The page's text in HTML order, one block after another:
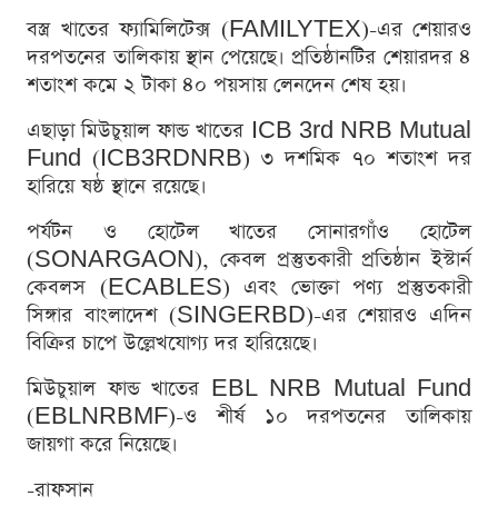
বস্ত্র খাতের ফ্যামিলিটেক্স (FAMILYTEX)-এর শেয়ারও
দরপতনের তালিকায় স্থান পেয়েছে। প্রতিষ্ঠানটির শেয়ারদর ৪
শতাংশ কমে ২ টাকা ৪০ পয়সায় লেনদেন শেষ হয়।
এছাড়া মিউচুয়াল ফান্ড খাতের ICB 3rd NRB Mutual
Fund (ICB3RDNRB) ৩ দশমিক ৭০ শতাংশ দর
হারিয়ে ষষ্ঠ স্থানে রয়েছে।
পর্যটন ও হোটেল খাতের সোনারগাঁও হোটেল
(SONARGAON), কেবল প্রস্তুতকারী প্রতিষ্ঠান ইস্টার্ন
কেবলস (ECABLES) এবং ভোক্তা পণ্য প্রস্তুতকারী
সিঙ্গার বাংলাদেশ (SINGERBD)-এর শেয়ারও এদিন
বিক্রির চাপে উল্লেখযোগ্য দর হারিয়েছে।
মিউচুয়াল ফান্ড খাতের EBL NRB Mutual Fund
(EBLNRBMF)-ও শীর্ষ ১০ দরপতনের তালিকায়
জায়গা করে নিয়েছে।
-রাফসান